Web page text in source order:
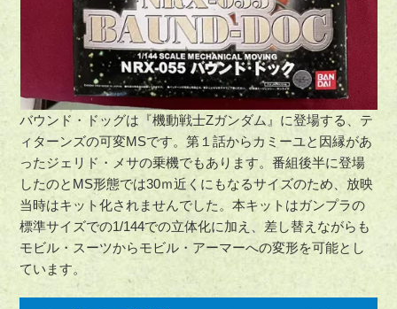
バウンド・ドッグは『機動戦士Zガンダム』に登場する、テ
ィターンズの可変MSです。第１話からカミーユと因縁があ
ったジェリド・メサの乗機でもあります。番組後半に登場
したのとMS形態では30ｍ近くにもなるサイズのため、放映
当時はキット化されませんでした。本キットはガンプラの
標準サイズでの1/144での立体化に加え、差し替えながらも
モビル・スーツからモビル・アーマーへの変形を可能とし
ています。